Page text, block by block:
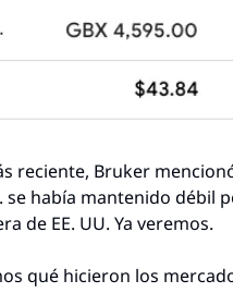
reciente, Bruker
se había mantenido débil
de EE. UU. Ya veremos.
qué hicieron los